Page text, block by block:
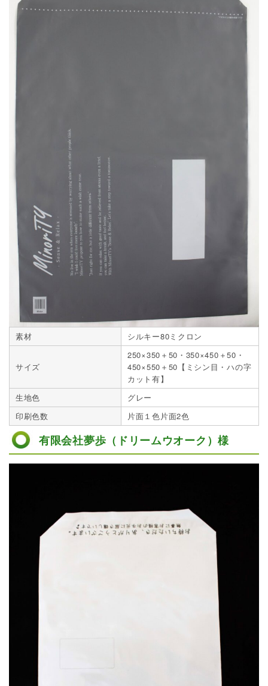
素材 シルキー80ミクロン
サイズ
250×350＋50・350×450＋50・
450×550＋50【ミシン目・ハの字
カット有】
生地色
グレー
印刷色数
片面１色片面2色
有限会社夢歩（ドリームウオーク）様